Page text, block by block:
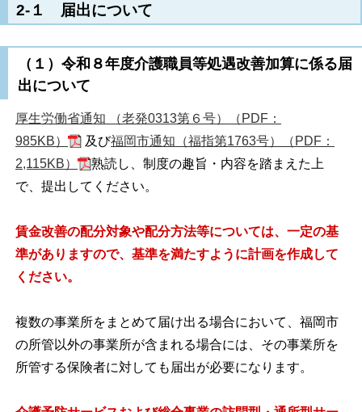
2-１ 届出について
（１）令和８年度介護職員等処遇改善加算に係る届
出について
厚生労働省通知 （老発0313第６号）（PDF：
985KB）
及び福岡市通知（福指第1763号）（PDF：
2,115KB）
熟読し、制度の趣旨・内容を踏まえた上
で、提出してください。
賃金改善の配分対象や配分方法等については、一定の基
準がありますので、基準を満たすように計画を作成して
ください。
複数の事業所をまとめて届け出る場合において、福岡市
の所管以外の事業所が含まれる場合には、その事業所を
所管する保険者に対しても届出が必要になります。